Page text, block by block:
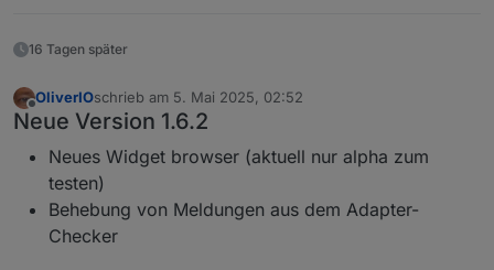
Log(true,
            }
setTimeout(CheckStateVolume,
            }
        }
}
16 Tagen später
Offline
OliverIOschrieb am 5. Mai 2025, 02:52
zuletzt editiert von
Neue Version 1.6.2
Neues Widget browser (aktuell nur alpha zum
testen)
Behebung von Meldungen aus dem Adapter-
Checker